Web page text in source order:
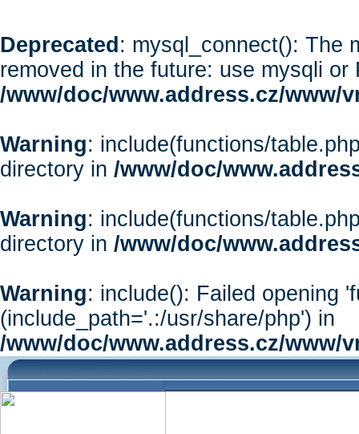
Deprecated : mysql_connect(): The
removed in the future: use mysqli or
/www/doc/www.address.cz/www/
Warning: include(functions/
directory in /www/doc/
Warning: include(functions/
directory in /www/doc/
Warning: include(): Failed opening
(include_path='.:/usr/share/php') in
/www/doc/www.address.cz/www/